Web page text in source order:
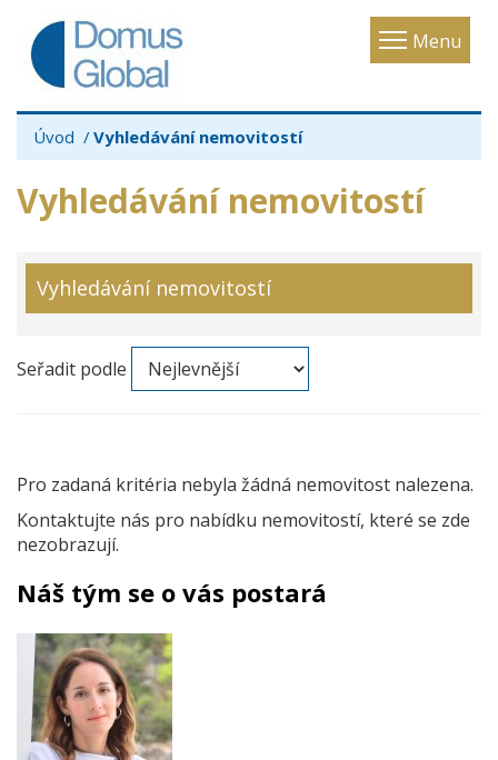
Menu
Toggle
Úvod Vyhledávání nemovitostí
Vyhledávání nemovitostí
Vyhledávání nemovitostí
Seřadit podle
Pro zadaná kritéria nebyla žádná nemovitost nalezena.
Kontaktujte nás pro nabídku nemovitostí, které se zde
nezobrazují.
Náš tým se o vás postará